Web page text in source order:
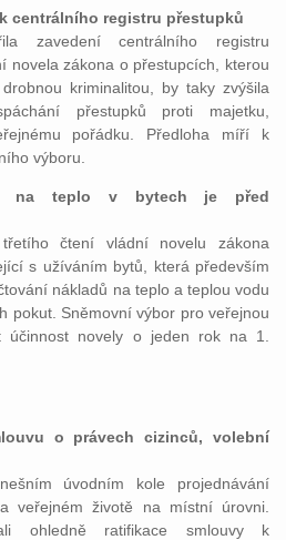
centrálního registru přestupků
zavedení centrálního registru
novela zákona o přestupcích, kterou
kriminalitou, by taky zvýšila
přestupků proti majetku,
pořádku. Předloha míří k
výboru.
na teplo v bytech je před
čtení vládní novelu zákona
s užíváním bytů, která především
nákladů na teplo a teplou vodu
pokut. Sněmovní výbor pro veřejnou
účinnost novely o jeden rok na 1.
o právech cizinců, volební
úvodním kole projednávání
veřejném životě na místní úrovni.
ohledně ratifikace smlouvy k